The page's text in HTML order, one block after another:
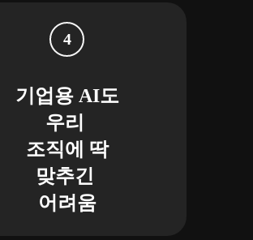
기업용 AI도
우리
조직에 딱
맞추긴
어려움